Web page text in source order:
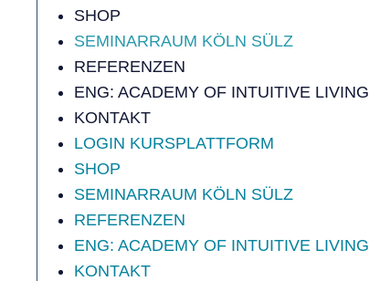
SHOP
SEMINARRAUM KÖLN SÜLZ
REFERENZEN
ENG: ACADEMY OF INTUITIVE LIVING
KONTAKT
LOGIN KURSPLATTFORM
SHOP
SEMINARRAUM KÖLN SÜLZ
REFERENZEN
ENG: ACADEMY OF INTUITIVE LIVING
KONTAKT